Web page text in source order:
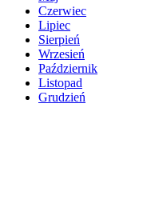
Czerwiec
Lipiec
Sierpień
Wrzesień
Październik
Listopad
Grudzień